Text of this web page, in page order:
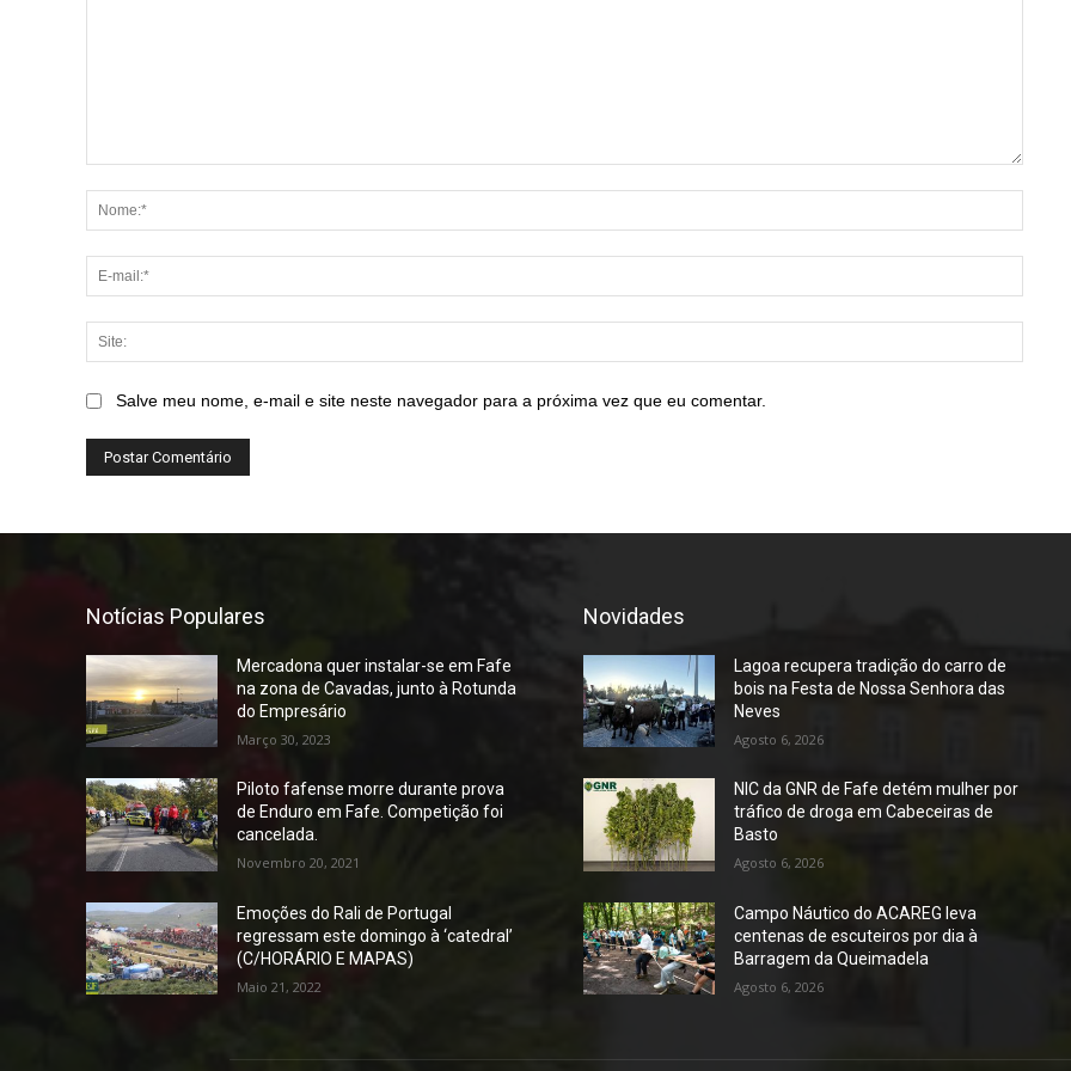
Salve meu nome, e-mail e site neste navegador para a próxima vez que eu comentar.
Notícias Populares
Mercadona quer instalar-se em Fafe
na zona de Cavadas, junto à Rotunda
do Empresário
Março 30, 2023
Piloto fafense morre durante prova
de Enduro em Fafe. Competição foi
cancelada.
Novembro 20, 2021
Emoções do Rali de Portugal
regressam este domingo à ‘catedral’
(C/HORÁRIO E MAPAS)
Maio 21, 2022
Novidades
Lagoa recupera tradição do carro de
bois na Festa de Nossa Senhora das
Neves
Agosto 6, 2026
NIC da GNR de Fafe detém mulher por
tráfico de droga em Cabeceiras de
Basto
Agosto 6, 2026
Campo Náutico do ACAREG leva
centenas de escuteiros por dia à
Barragem da Queimadela
Agosto 6, 2026